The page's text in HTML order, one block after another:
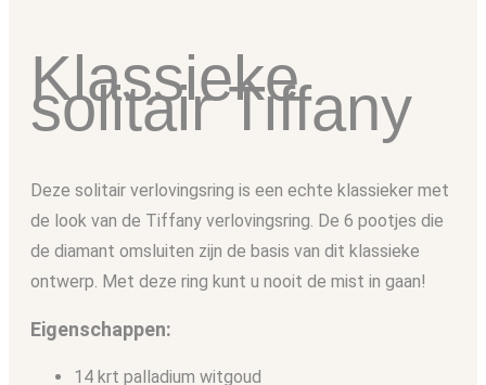
Klassieke
solitair Tiffany
Deze solitair verlovingsring is een echte klassieker met
de look van de Tiffany verlovingsring. De 6 pootjes die
de diamant omsluiten zijn de basis van dit klassieke
ontwerp. Met deze ring kunt u nooit de mist in gaan!
Eigenschappen:
14 krt palladium witgoud